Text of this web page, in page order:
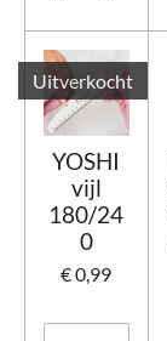
Uitverkocht
YOSHI
vijl
180/24
0
€ 0,99